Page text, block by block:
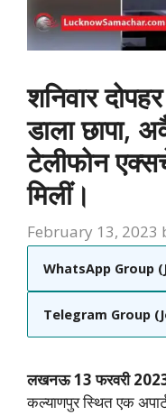
शनिवार
डाला छापा,
टेलीफोन
मिलीं।
February 13, 2023
WhatsApp Group
Telegram Group
लखनऊ 13 फरवरी
कल्याणपुर स्थित एक